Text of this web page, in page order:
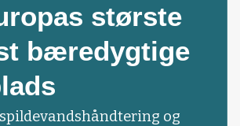
største
bæredygtige
og